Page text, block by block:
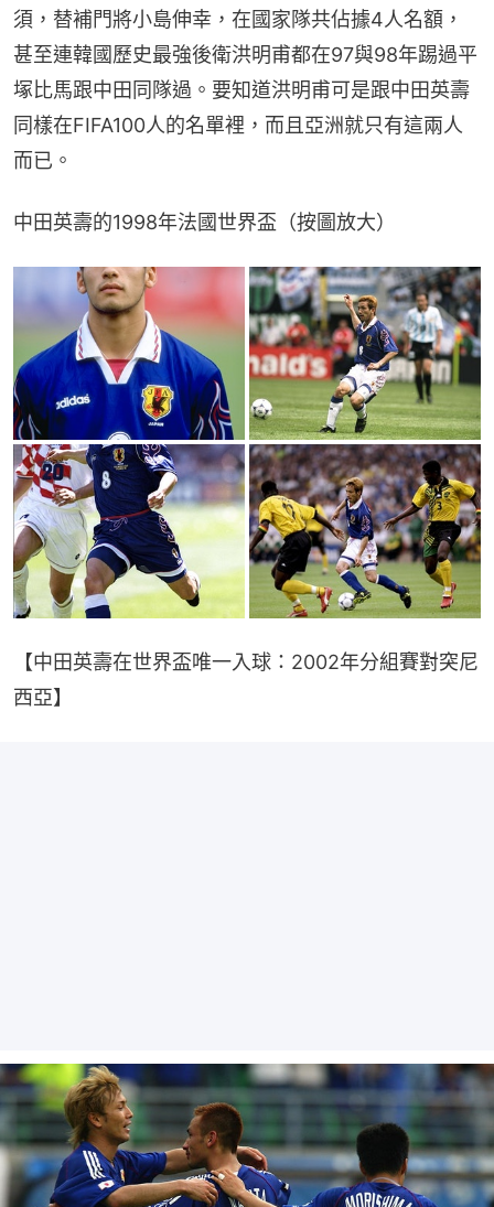
須，替補門將小島伸幸，在國家隊共佔據4人名額，
甚至連韓國歷史最強後衛洪明甫都在97與98年踢過平
塚比馬跟中田同隊過。要知道洪明甫可是跟中田英壽
同樣在FIFA100人的名單裡，而且亞洲就只有這兩人
而已。
中田英壽的1998年法國世界盃（按圖放大）
【中田英壽在世界盃唯一入球：2002年分組賽對突尼
西亞】